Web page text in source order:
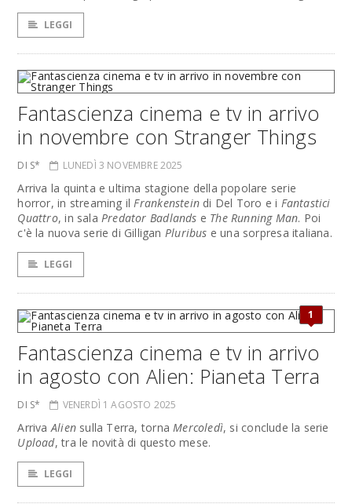
LEGGI
Fantascienza cinema e tv in arrivo
in novembre con Stranger Things
DI S* LUNEDÌ 3 NOVEMBRE 2025
Arriva la quinta e ultima stagione della popolare serie
horror, in streaming ilFrankensteindi Del Toro e i Fantastici
Quattro, in sala Predator Badlands e The Running Man. Poi
c'è la nuova serie di Gilligan Pluribus e una sorpresa italiana.
LEGGI
1
Fantascienza cinema e tv in arrivo
in agosto con Alien: Pianeta Terra
DI S* VENERDÌ 1 AGOSTO 2025
ArrivaAliensulla Terra, tornaMercoledì, si conclude la serie
Upload, tra le novità di questo mese.
LEGGI